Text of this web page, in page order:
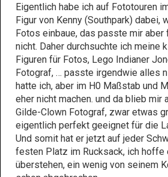
Eigentlich habe ich auf Fototouren
Figur von Kenny (Southpark) dabei,
Fotos einbaue, das passte mir
nicht. Daher durchsuchte ich meine
Figuren für Fotos, Lego Indianer
Fotograf, … passte irgendwie alles
hatte ich, aber im H0 Maßstab und
eher nicht machen. und da blieb mir
Gilde-Clown Fotograf, zwar etwas
eigentlich perfekt geeignet für die
Und somit hat er jetzt auf jeder
festen Platz im Rucksack, ich hoffe
überstehen, ein wenig von seinem